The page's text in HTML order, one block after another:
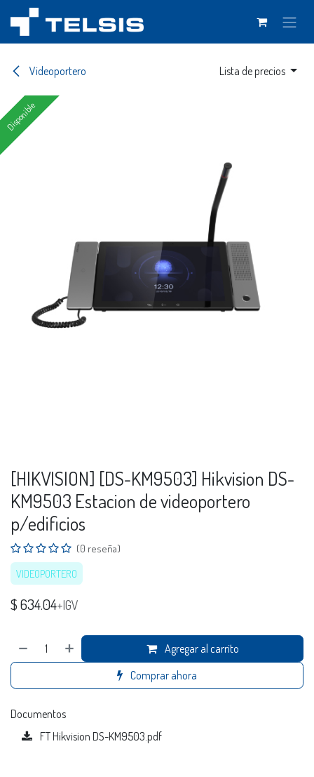
Ir al contenido
Videoportero Lista de precios
Disponible
[HIKVISION] [DS-KM9503] Hikvision DS-
KM9503 Estacion de videoportero
p/edificios
(0 reseña)
VIDEOPORTERO
$634.04+IGV
Agregar al carrito
Comprar ahora
Documentos
FT Hikvision DS-KM9503.pdf